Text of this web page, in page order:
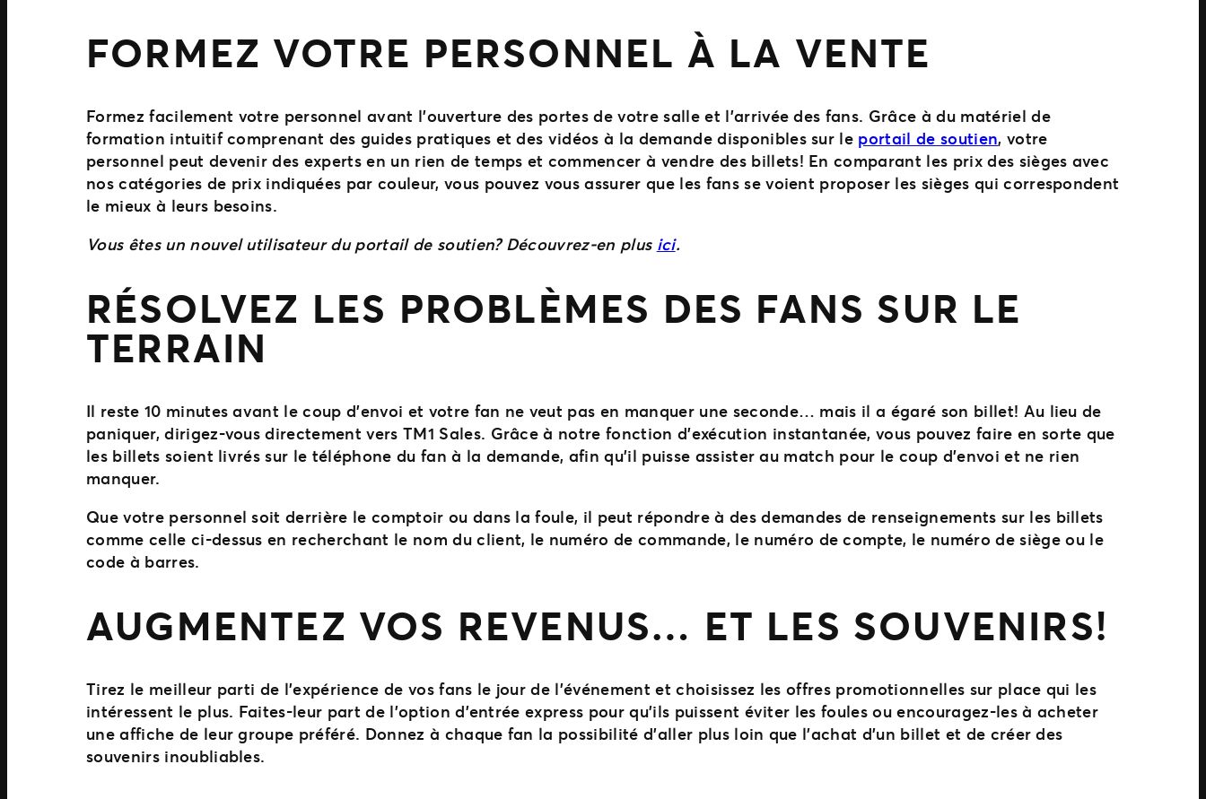
FORMEZ VOTRE PERSONNEL À LA VENTE
Formez facilement votre personnel avant l’ouverture des portes de votre salle et l’arrivée des fans. Grâce à du matériel de
formation intuitif comprenant des guides pratiques et des vidéos à la demande disponibles sur le portail de soutien, votre
personnel peut devenir des experts en un rien de temps et commencer à vendre des billets! En comparant les prix des sièges avec
nos catégories de prix indiquées par couleur, vous pouvez vous assurer que les fans se voient proposer les sièges qui correspondent
le mieux à leurs besoins.
Vous êtes un nouvel utilisateur du portail de soutien? Découvrez-en plus ici.
RÉSOLVEZ LES PROBLÈMES DES FANS SUR LE
TERRAIN
Il reste 10 minutes avant le coup d’envoi et votre fan ne veut pas en manquer une seconde… mais il a égaré son billet! Au lieu de
paniquer, dirigez-vous directement vers TM1 Sales. Grâce à notre fonction d’exécution instantanée, vous pouvez faire en sorte que
les billets soient livrés sur le téléphone du fan à la demande, afin qu’il puisse assister au match pour le coup d’envoi et ne rien
manquer.
Que votre personnel soit derrière le comptoir ou dans la foule, il peut répondre à des demandes de renseignements sur les billets
comme celle ci-dessus en recherchant le nom du client, le numéro de commande, le numéro de compte, le numéro de siège ou le
code à barres.
AUGMENTEZ VOS REVENUS… ET LES SOUVENIRS!
Tirez le meilleur parti de l’expérience de vos fans le jour de l’événement et choisissez les offres promotionnelles sur place qui les
intéressent le plus. Faites-leur part de l’option d’entrée express pour qu’ils puissent éviter les foules ou encouragez-les à acheter
une affiche de leur groupe préféré. Donnez à chaque fan la possibilité d’aller plus loin que l’achat d’un billet et de créer des
souvenirs inoubliables.